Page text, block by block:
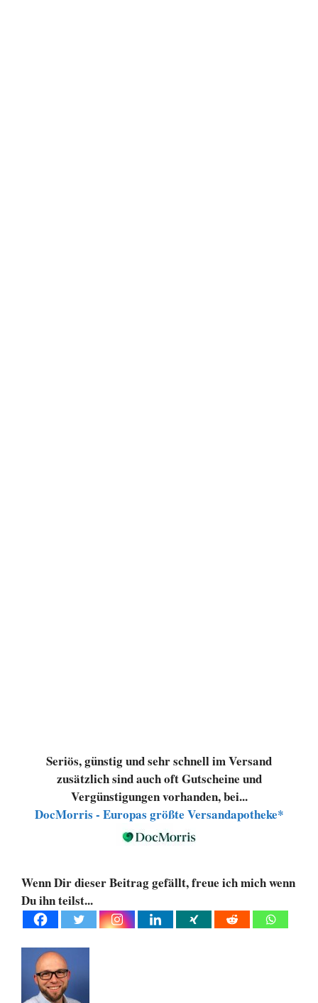
Seriös, günstig und sehr schnell im Versand
zusätzlich sind auch oft Gutscheine und
Vergünstigungen vorhanden, bei...
DocMorris - Europas größte Versandapotheke*
Wenn Dir dieser Beitrag gefällt, freue ich mich wenn
Du ihn teilst...